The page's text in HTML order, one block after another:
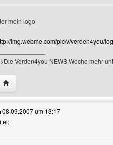
anzeigen
mein logo
img.webme.com/pic/v/verden4you/
Verden4you NEWS Woche mehr
Website dieses Benutzers
08.09.2007 um 13:17